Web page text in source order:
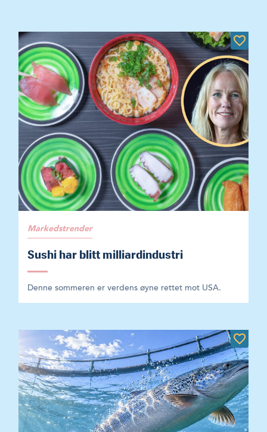
Markedstrender
Sushi har blitt milliardindustri
Denne sommeren er verdens øyne rettet mot USA.